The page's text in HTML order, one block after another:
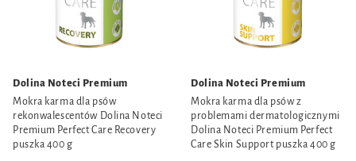
Dolina Noteci Premium
Mokra karma dla psów
rekonwalescentów Dolina Noteci
Premium Perfect Care Recovery
puszka 400 g
Dolina Noteci Premium
Mokra karma dla psów z
problemami dermatologicznymi
Dolina Noteci Premium Perfect
Care Skin Support puszka 400 g